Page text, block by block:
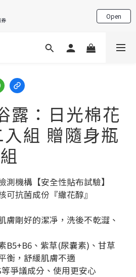
Open
露：日光棉花
組 贈隨身瓶
測機構【安全性貼布試驗】
可抗菌成份『繖花醇』
剛好的潔凈，洗後不乾澀、
B5+B6、紫草(尿囊素)、甘草
衡，舒緩肌膚不適
爭議成分、使用更安心